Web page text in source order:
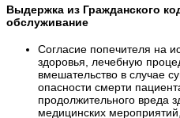
Выдержка из Гражданского
обслуживание
Согласие попечителя на
здоровья, лечебную
вмешательство в случае
опасности смерти
продолжительного вреда
медицинских